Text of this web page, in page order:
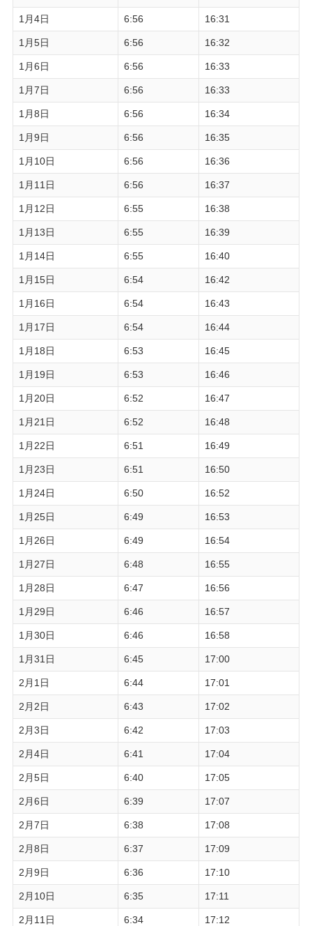
1月4日 6:56 16:31
1月5日 6:56 16:32
1月6日 6:56 16:33
1月7日 6:56 16:33
1月8日 6:56 16:34
1月9日 6:56 16:35
1月10日 6:56 16:36
1月11日 6:56 16:37
1月12日 6:55 16:38
1月13日 6:55 16:39
1月14日 6:55 16:40
1月15日 6:54 16:42
1月16日 6:54 16:43
1月17日 6:54 16:44
1月18日 6:53 16:45
1月19日 6:53 16:46
1月20日 6:52 16:47
1月21日 6:52 16:48
1月22日 6:51 16:49
1月23日 6:51 16:50
1月24日 6:50 16:52
1月25日 6:49 16:53
1月26日 6:49 16:54
1月27日 6:48 16:55
1月28日 6:47 16:56
1月29日 6:46 16:57
1月30日 6:46 16:58
1月31日 6:45 17:00
2月1日 6:44 17:01
2月2日 6:43 17:02
2月3日 6:42 17:03
2月4日 6:41 17:04
2月5日 6:40 17:05
2月6日 6:39 17:07
2月7日 6:38 17:08
2月8日 6:37 17:09
2月9日 6:36 17:10
2月10日 6:35 17:11
2月11日 6:34 17:12